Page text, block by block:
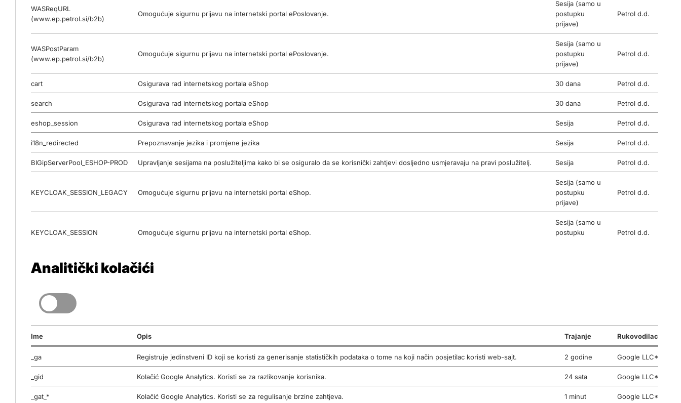
WASReqURL
(www.ep.petrol.si/b2b)
Omogućuje sigurnu prijavu na internetski portal ePoslovanje.
Sesija (samo u
postupku
prijave)
Petrol d.d.
WASPostParam
(www.ep.petrol.si/b2b)
Omogućuje sigurnu prijavu na internetski portal ePoslovanje.
Sesija (samo u
postupku
prijave)
Petrol d.d.
cart Osigurava rad internetskog portala eShop 30 dana Petrol d.d.
search Osigurava rad internetskog portala eShop 30 dana Petrol d.d.
eshop_session Osigurava rad internetskog portala eShop Sesija Petrol d.d.
i18n_redirected Prepoznavanje jezika i promjene jezika Sesija Petrol d.d.
BIGipServerPool_ESHOP-PROD Upravljanje sesijama na poslužiteljima kako bi se osiguralo da se korisnički zahtjevi dosljedno usmjeravaju na pravi poslužitelj. Sesija Petrol d.d.
KEYCLOAK_SESSION_LEGACY Omogućuje sigurnu prijavu na internetski portal eShop.
Sesija (samo u
postupku
prijave)
Petrol d.d.
KEYCLOAK_SESSION Omogućuje sigurnu prijavu na internetski portal eShop.
Sesija (samo u
postupku
Petrol d.d.
AUTH_SESSION_ID Omogućuje sigurnu prijavu na internetski portal eShop.
KEYCLOAK_LOCALE
Analitički kolačići
Ime Opis Trajanje Rukovodilac
_ga Registruje jedinstveni ID koji se koristi za generisanje statističkih podataka o tome na koji način posjetilac koristi web-sajt. 2 godine Google LLC*
_gid Kolačić Google Analytics. Koristi se za razlikovanje korisnika. 24 sata Google LLC*
_gat_* Kolačić Google Analytics. Koristi se za regulisanje brzine zahtjeva. 1 minut Google LLC*